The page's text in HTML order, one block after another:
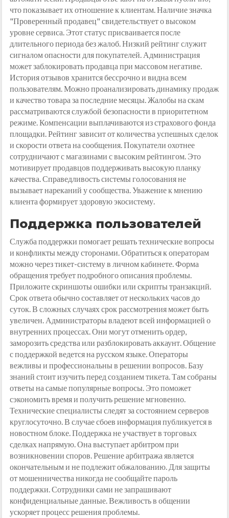
что показывает их отношение к клиентам. Наличие значка
"Проверенный продавец" свидетельствует о высоком
уровне сервиса. Этот статус присваивается после
длительного периода без жалоб. Низкий рейтинг служит
сигналом опасности для покупателей. Администрация
может заблокировать продавца при массовом негативе.
История отзывов хранится бессрочно и видна всем
пользователям. Можно проанализировать динамику продаж
и качество товара за последние месяцы. Жалобы на скам
рассматриваются службой безопасности в приоритетном
режиме. Компенсации выплачиваются из страхового фонда
площадки. Рейтинг зависит от количества успешных сделок
и скорости ответа на сообщения. Покупатели охотнее
сотрудничают с магазинами с высоким рейтингом. Это
мотивирует продавцов поддерживать высокую планку
качества. Справедливость системы голосования не
вызывает нареканий у сообщества. Уважение к мнению
клиента формирует здоровую экосистему.
Поддержка пользователей
Служба поддержки помогает решать технические вопросы
и конфликты между сторонами. Обратиться к операторам
можно через тикет-систему в личном кабинете. Форма
обращения требует подробного описания проблемы.
Приложите скриншоты ошибки или скрипты транзакций.
Срок ответа обычно составляет от нескольких часов до
суток. В сложных случаях срок рассмотрения может быть
увеличен. Администраторы владеют всей информацией о
внутренних процессах. Они могут отменить ордер,
заморозить средства или разблокировать аккаунт. Общение
с поддержкой ведется на русском языке. Операторы
вежливы и профессиональны в решении вопросов. Базу
знаний стоит изучить перед созданием тикета. Там собраны
ответы на самые популярные вопросы. Это поможет
сэкономить время и получить решение мгновенно.
Технические специалисты следят за состоянием серверов
круглосуточно. В случае сбоев информация публикуется в
новостном блоке. Поддержка не участвует в торговых
сделках напрямую. Она выступает арбитром при
возникновении споров. Решение арбитража является
окончательным и не подлежит обжалованию. Для защиты
от мошенничества никогда не сообщайте пароль
поддержки. Сотрудники сами не запрашивают
конфиденциальные данные. Вежливость в общении
ускоряет процесс решения проблемы.